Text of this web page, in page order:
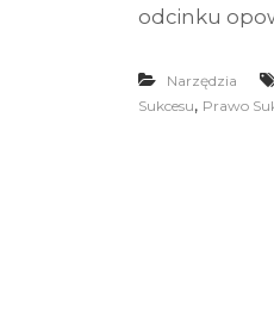
odcinku
Narzędzia
Sukcesu, Prawo